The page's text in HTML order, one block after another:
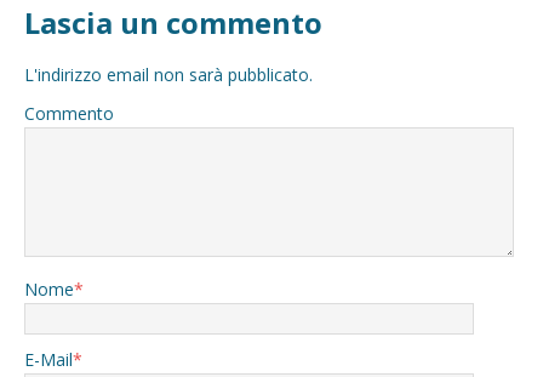
Lascia un commento
L'indirizzo email non sarà pubblicato.
Commento
Nome*
E-Mail*